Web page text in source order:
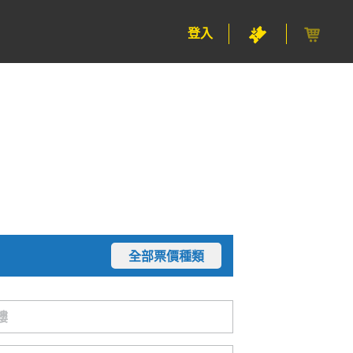
登入
全部票價種類